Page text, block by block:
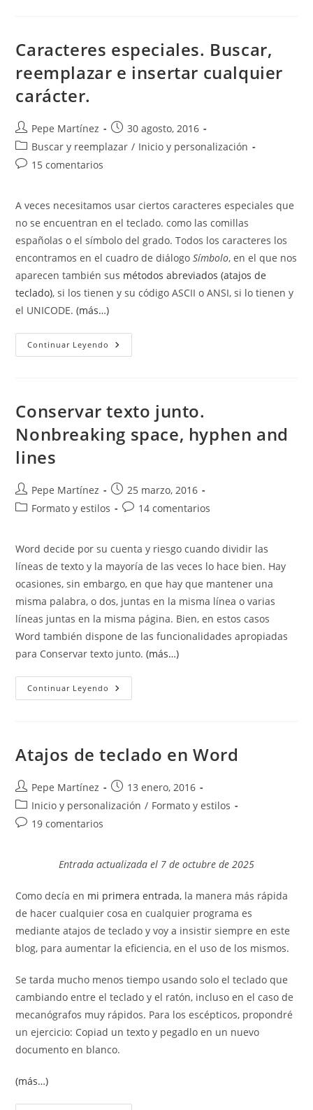
Caracteres especiales. Buscar,
reemplazar e insertar cualquier
carácter.
Autor
de
la
entrada:
Pepe Martínez
Publicación
de
30 agosto, 2016
Categoría
de
Buscar y reemplazar / Inicio y personalización
Comentarios
entrada:
15 comentarios
A veces necesitamos usar ciertos caracteres especiales que
no se encuentran en el teclado. como las comillas
españolas o el símbolo del grado. Todos los caracteres los
encontramos en el cuadro de diálogoSímbolo, en el que nos
aparecen también sus métodos abreviados (atajos de
teclado), si los tienen y su código ASCII o ANSI, si lo tienen y
el UNICODE.(más…)
Continuar Leyendo Caracteres
Especiales.
Cualquier
Carácter.
Conservar texto junto.
Nonbreaking space, hyphen and
lines
Autor
de
Pepe Martínez
Publicación
de
25 marzo, 2016
Categoría
entrada:
Formato y estilos
Comentarios
entrada:
14 comentarios
Word decide por su cuenta y riesgo cuando dividir las
líneas de texto y la mayoría de las veces lo hace bien. Hay
ocasiones, sin embargo, en que hay que mantener una
misma palabra, o dos, juntas en la misma línea o varias
líneas juntas en la misma página. Bien, en estos casos
Word también dispone de las funcionalidades apropiadas
para Conservar texto junto.(más…)
Continuar Leyendo Conservar
Texto
And
Lines
Atajos de teclado en Word
Autor
de
la
entrada:
Pepe Martínez
Publicación
de
13 enero, 2016
Categoría
de
Inicio y personalización / Formato y estilos
Comentarios
19 comentarios
Entrada actualizada el 7 de octubre de 2025
Como decía en mi primera entrada, la manera más rápida
de hacer cualquier cosa en cualquier programa es
mediante atajos de teclado y voy a insistir siempre en este
blog, para aumentar la eficiencia, en el uso de los mismos.
Se tarda mucho menos tiempo usando solo el teclado que
cambiando entre el teclado y el ratón, incluso en el caso de
mecanógrafos muy rápidos. Para los escépticos, propondré
un ejercicio: Copiad un texto y pegadlo en un nuevo
documento en blanco.
(más…)